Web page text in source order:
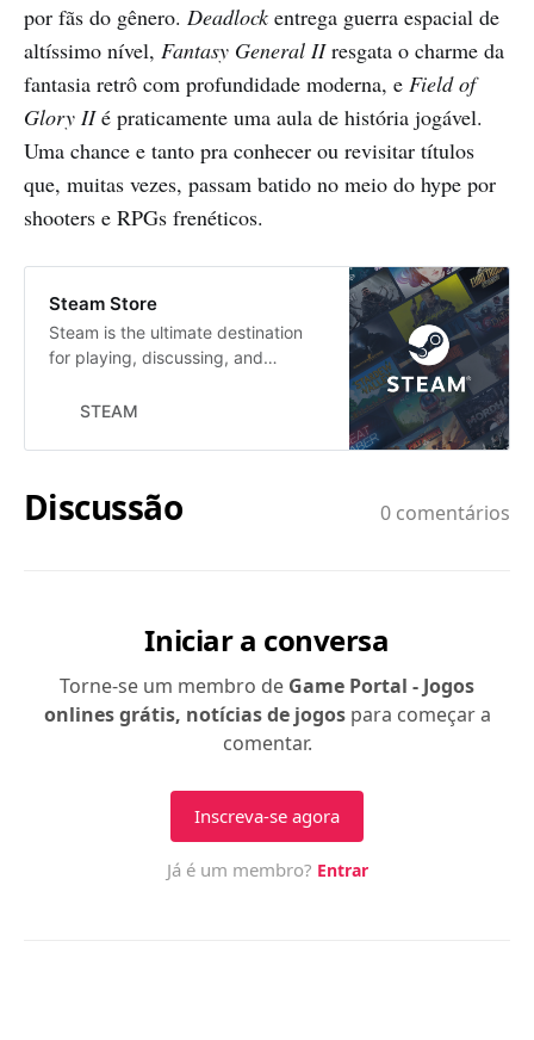
por fãs do gênero. Deadlock entrega guerra espacial de
altíssimo nível, Fantasy General IIresgata o charme da
fantasia retrô com profundidade moderna, e Field of
Glory IIé praticamente uma aula de história jogável.
Uma chance e tanto pra conhecer ou revisitar títulos
que, muitas vezes, passam batido no meio do hype por
shooters e RPGs frenéticos.
Steam Store
Steam is the ultimate destination
for playing, discussing, and
STEAM